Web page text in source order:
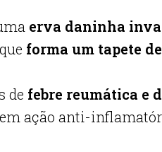
erva daninha
forma um tapete
de febre reumática e
ação anti-